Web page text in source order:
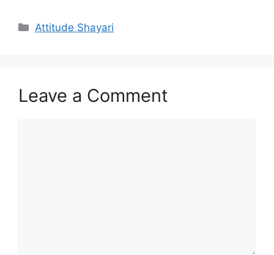
Categories
Attitude Shayari
Leave a Comment